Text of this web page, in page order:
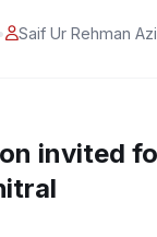
Saif Ur Rehman
invited